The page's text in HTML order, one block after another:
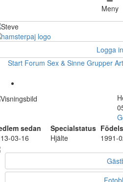
Meny
Logga in
Start Forum Sex & Sinne Grupper
sedan
Specialstatus
03-16
Hjälte 1991-